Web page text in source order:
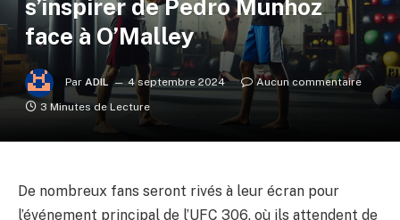
s’inspirer de Pedro Munhoz
face à O’Malley
Par ADIL 4 septembre 2024
Aucun commentaire
3 Minutes de Lecture
De nombreux fans seront rivés à leur écran pour
l’événement principal de l’UFC 306, où ils attendent de